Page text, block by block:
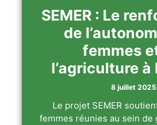
SEMER : Le
de
femmes
l’agriculture à
8 juillet 2025
Le projet SEMER
femmes réunies au sein de